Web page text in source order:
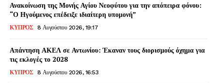
Ανακοίνωση της Μονής Αγίου Νεοφύτου για την απόπειρα φόνου:
“Ο Ηγούμενος επέδειξε ιδιαίτερη υπομονή”
ΚΥΠΡΟΣ 8 Αυγούστου 2026, 19:17
Απάντηση ΑΚΕΛ σε Αντωνίου: Έκαναν τους διορισμούς όχημα για
τις εκλογές το 2028
ΚΥΠΡΟΣ 8 Αυγούστου 2026, 16:53